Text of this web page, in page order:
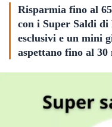
Risparmia fino al
con i Super Saldi
esclusivi e un mini
aspettano fino al 30